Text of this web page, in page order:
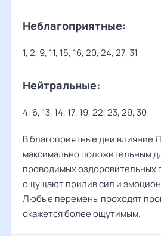
Неблагоприятные:
1, 2, 9, 11, 15, 16, 20, 24, 27, 31
Нейтральные:
4, 6, 13, 14, 17, 19, 22, 23, 29, 30
В благоприятные дни влияние
максимально положительным
проводимых
ощущают прилив сил и
Любые перемены проходят
окажется более ощутимым.